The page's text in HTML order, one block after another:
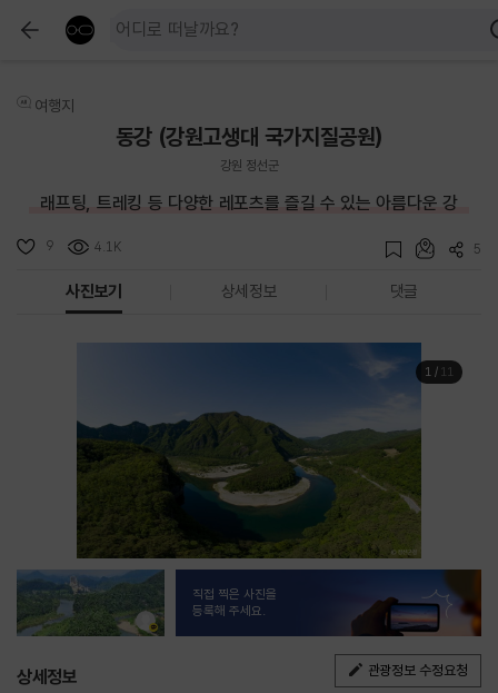
여행지
동강 (강원고생대 국가지질공원)
강원 정선군
래프팅, 트레킹 등 다양한 레포츠를 즐길 수 있는 아름다운 강
9 4.1K 5
사진보기 상세정보 댓글
1/ 11
직접 찍은 사진을
등록해 주세요.
상세정보 관광정보 수정요청